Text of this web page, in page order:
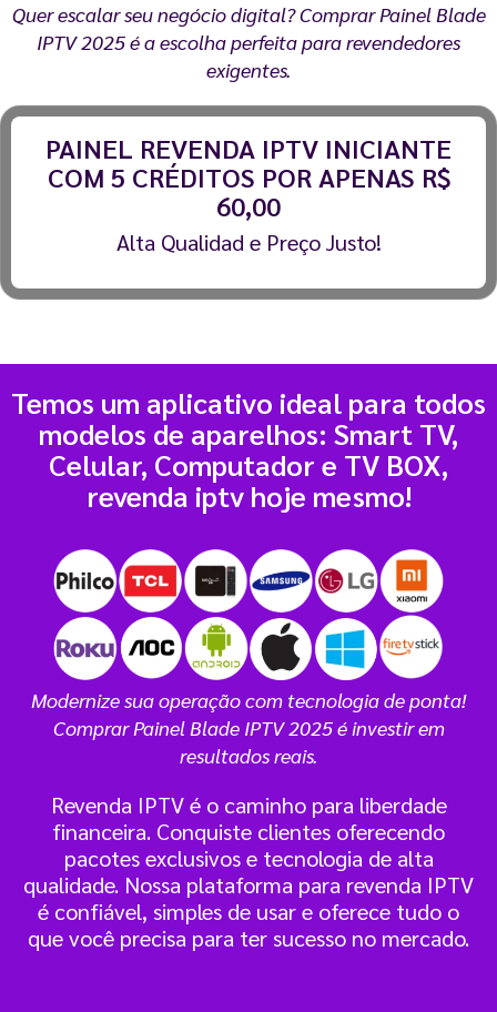
Quer escalar seu negócio digital? Comprar Painel Blade
IPTV 2025 é a escolha perfeita para revendedores
exigentes.
PAINEL REVENDA IPTV INICIANTE
COM 5 CRÉDITOS POR APENAS R$
60,00
Alta Qualidad e Preço Justo!
Temos um aplicativo ideal para todos
modelos de aparelhos: Smart TV,
Celular, Computador e TV BOX,
revenda iptv hoje mesmo!
Modernize sua operação com tecnologia de ponta!
Comprar Painel Blade IPTV 2025 é investir em
resultados reais.
Revenda IPTV é o caminho para liberdade
financeira. Conquiste clientes oferecendo
pacotes exclusivos e tecnologia de alta
qualidade. Nossa plataforma para revenda IPTV
é confiável, simples de usar e oferece tudo o
que você precisa para ter sucesso no mercado.